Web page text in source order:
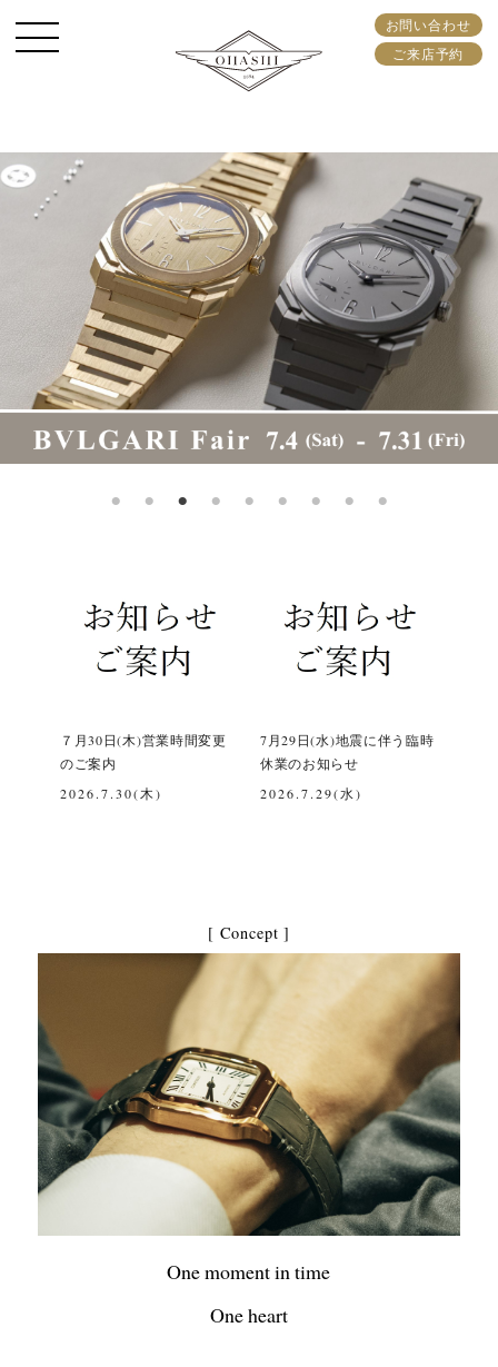
お問い合わせ
ご来店予約
7月29日(水)地震に伴う臨時
休業のお知らせ
2026.7.29(水)
【営業に関するご案内及び
お預かり中の修理品につき
まして】
[ Concept ]
One moment in time
One heart